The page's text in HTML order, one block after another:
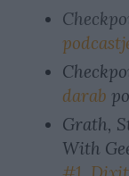
darab
Grath,
With